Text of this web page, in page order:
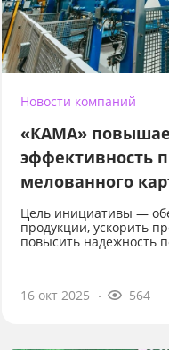
Новости компаний
«КАМА»
эффективность
мелованного
Цель инициативы —
продукции, ускорить
повысить надёжность
16 окт 2025 564